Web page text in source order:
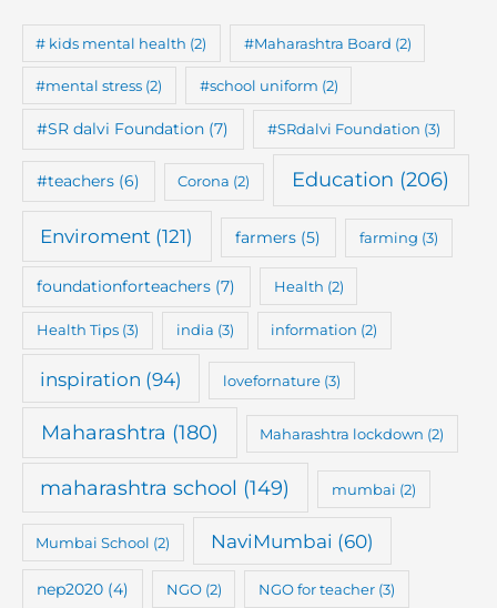
# kids mental health (2) #Maharashtra Board (2)
#mental stress (2) #school uniform (2)
#SR dalvi Foundation (7) #SRdalvi Foundation (3)
#teachers (6) Corona (2) Education (206)
Enviroment (121) farmers (5) farming (3)
foundationforteachers (7) Health (2)
Health Tips(3) india (3) information (2)
inspiration (94) lovefornature (3)
Maharashtra (180) Maharashtra lockdown (2)
maharashtra school (149) mumbai (2)
Mumbai School (2) NaviMumbai (60)
nep2020(4) NGO(2) NGO for teacher (3)